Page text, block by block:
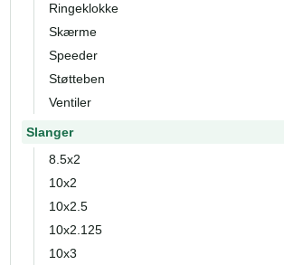
Ringeklokke
Skærme
Speeder
Støtteben
Ventiler
Slanger
8.5x2
10x2
10x2.5
10x2.125
10x3